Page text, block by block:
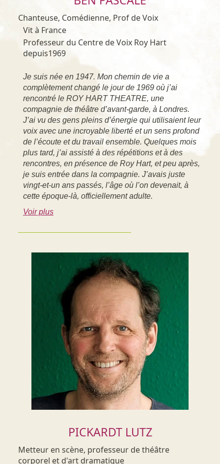
Chanteuse, Comédienne, Prof de Voix
Vit à France
Professeur du Centre de Voix Roy Hart
depuis1969
Je suis née en 1947. Mon chemin de vie a
complètement changé le jour de 1969 où j’ai
rencontré le ROY HART THEATRE, une
compagnie de théâtre d’avant-garde, à Londres.
J’ai vu des gens pleins d’énergie qui utilisaient leur
voix avec une incroyable liberté et un sens profond
de l’écoute et du travail ensemble. Quelques mois
plus tard, j’ai assisté à des répétitions et à des
rencontres, en présence de Roy Hart, et peu après,
je suis entrée dans la compagnie. J’avais juste
vingt-et-un ans passés, l’âge où l’on devenait, à
cette époque-là, officiellement adulte.
Voir plus
PICKARDT LUTZ
Metteur en scène, professeur de théâtre
corporel et d'art dramatique